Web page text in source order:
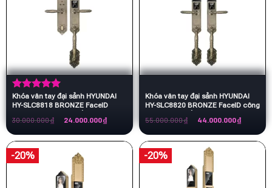
Khóa vân tay đại sảnh HYUNDAI
HY-SLC8818 BRONZE FaceID
Được xếp
hạng5.00
5 sao
30.000.000₫
Giá
là:
30.000.000 ₫.
24.000.000₫Giá
hiện
tại
là:
24.000.000 ₫.
Khóa vân tay đại sảnh HYUNDAI
HY-SLC8820 BRONZE FaceID công
55.000.000₫
Giá
là:
55.000.000 ₫.
44.000.000₫Giá
hiện
tại
là:
-20% -20%